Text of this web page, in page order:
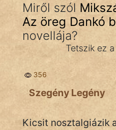
Költemény
Eposz
Komédia
Kötelező
Legenda
Mese
Miről szól
Az öreg Dankó
novellája?
Tetszik ez a
356
Szegény Legény
Kicsit nosztalgiázik